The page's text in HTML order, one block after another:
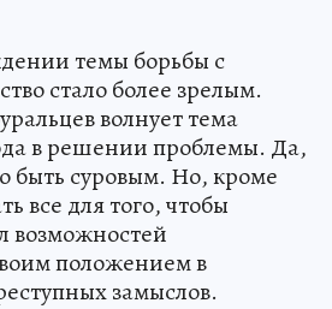
темы борьбы с
стало более зрелым.
волнует тема
в решении проблемы. Да,
быть суровым. Но, кроме
все для того, чтобы
возможностей
положением в
замыслов.